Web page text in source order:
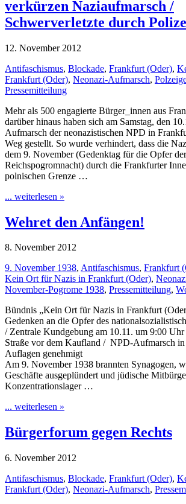
verkürzen Naziaufmarsch /
Schwerverletzte durch
12. November 2012
Antifaschismus, Blockade, Frankfurt (Oder),
Frankfurt (Oder), Neonazi-Aufmarsch,
Pressemitteilung
Mehr als 500 engagierte Bürger_innen aus
darüber hinaus haben sich am Samstag, den
Aufmarsch der neonazistischen NPD in
Weg gestellt. So wurde verhindert, dass die
dem 9. November (Gedenktag für die Opfer der
Reichspogromnacht) durch die Frankfurter
polnischen Grenze …
... weiterlesen »
Wehret den Anfängen!
8. November 2012
9. November 1938, Antifaschismus, Frankfurt
Kein Ort für Nazis in Frankfurt (Oder),
November-Pogrome 1938, Pressemitteilung,
Bündnis „Kein Ort für Nazis in Frankfurt
Gedenken an die Opfer des
/ Zentrale Kundgebung am 10.11. um 9:00
Straße vor dem Kaufland / NPD-Aufmarsch in
Auflagen genehmigt
Am 9. November 1938 brannten Synagogen,
Geschäfte ausgeplündert und jüdische
Konzentrationslager …
... weiterlesen »
Bürgerforum gegen Rechts
6. November 2012
Antifaschismus, Blockade, Frankfurt (Oder),
Frankfurt (Oder), Neonazi-Aufmarsch,